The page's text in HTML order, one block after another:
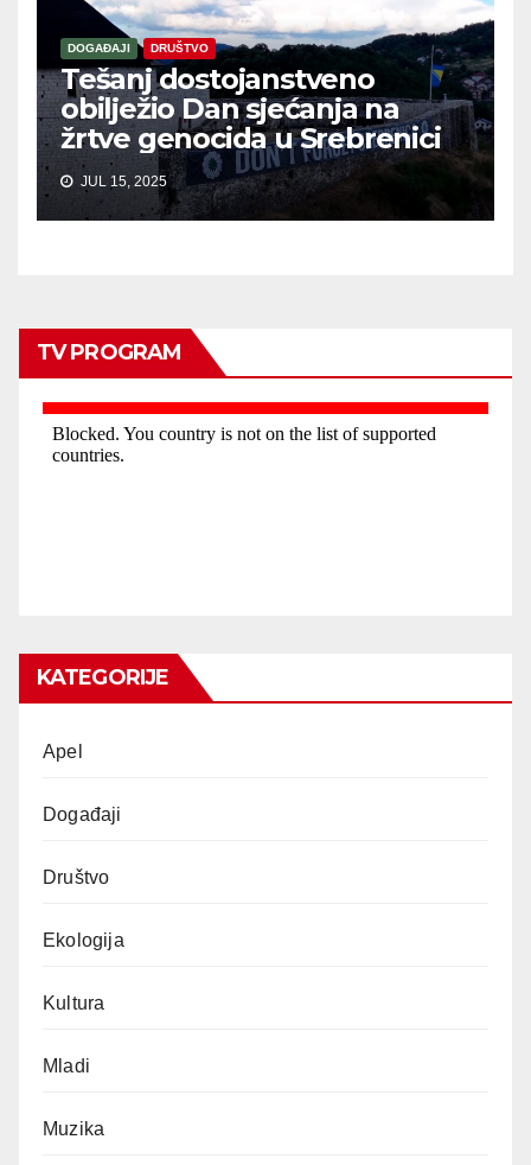
DOGAĐAJI DRUŠTVO
Tešanj dostojanstveno
obilježio Dan sjećanja na
žrtve genocida u Srebrenici
JUL 15, 2025
TV PROGRAM
KATEGORIJE
Apel
Događaji
Društvo
Ekologija
Kultura
Mladi
Muzika